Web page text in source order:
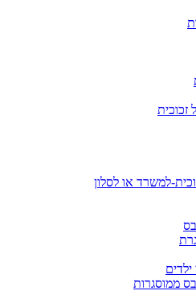
זכוכית
למשרד או לסלון
ממוסגרות